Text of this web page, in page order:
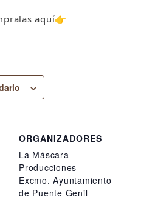
aquí👉
ORGANIZADORES
La Máscara
Producciones
Excmo. Ayuntamiento
de Puente Genil